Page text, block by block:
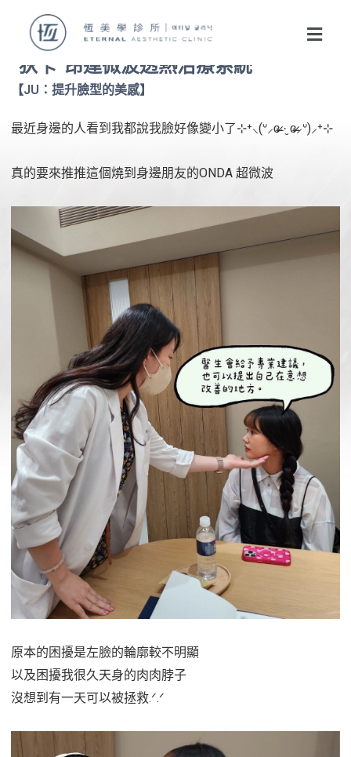
“狄卡”昂達微波透熱治療系統
【JU：提升臉型的美感】
最近身邊的人看到我都說我臉好像變小了⊹⁺⸜(ᐡ⸝ɞ̴̶̷ ·̮ ɞ̴̶̷⸝ᐡ)⸝⁺⊹
真的要來推推這個燒到身邊朋友的ONDA 超微波
原本的困擾是左臉的輪廓較不明顯
以及困擾我很久天身的肉肉脖子
沒想到有一天可以被拯救.ᐟ‪.ᐟ‪